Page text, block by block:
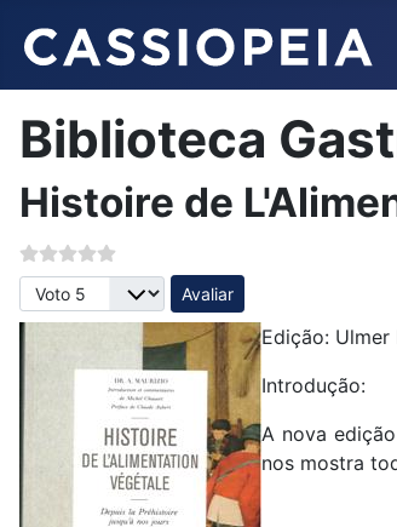
Biblioteca
Histoire de
Avalie, por favor
Edição:
Introdução:
A nova
nos mostra